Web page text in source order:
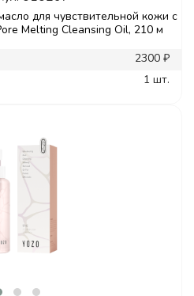
для чувствительной кожи с
Melting Cleansing Oil, 210 м
2300 ₽
1 шт.